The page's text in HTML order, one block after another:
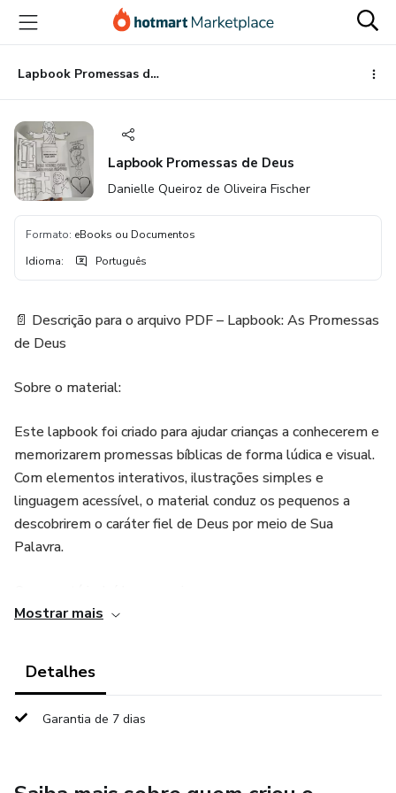
para
conteúdo
principal
para
pagamento
para
rodapé
Lapbook Promessas de Deus
Lapbook Promessas de Deus
Danielle Queiroz de Oliveira Fischer
Formato: eBooks ou Documentos
Idioma: Português
📄 Descrição para o arquivo PDF – Lapbook: As Promessas
de Deus
Sobre o material:
Este lapbook foi criado para ajudar crianças a conhecerem e
memorizarem promessas bíblicas de forma lúdica e visual.
Com elementos interativos, ilustrações simples e
linguagem acessível, o material conduz os pequenos a
descobrirem o caráter fiel de Deus por meio de Sua
Palavra.
✅ 5 abas temáticas com símbolos visuais: porta,
Mostrar mais
Detalhes
Garantia de 7 dias